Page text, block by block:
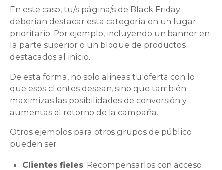
En este caso, tu/s página/s de Black Friday
deberían destacar esta categoría en un lugar
prioritario. Por ejemplo, incluyendo un banner en
la parte superior o un bloque de productos
destacados al inicio.
De esta forma, no solo alineas tu oferta con lo
que esos clientes desean, sino que también
maximizas las posibilidades de conversión y
aumentas el retorno de la campaña.
Otros ejemplos para otros grupos de público
pueden ser:
Clientes fieles. Recompensarlos con acceso